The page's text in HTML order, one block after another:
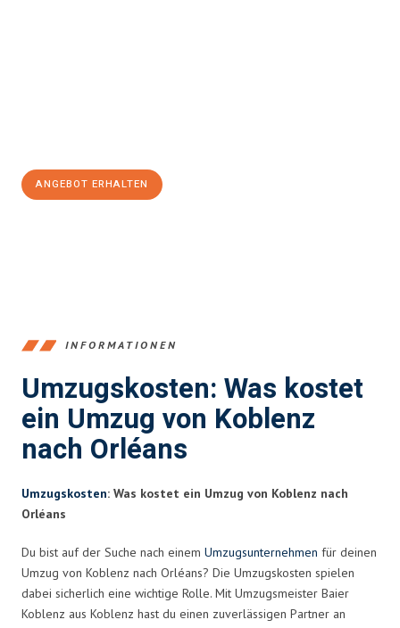
ANGEBOT ERHALTEN
INFORMATIONEN
Umzugskosten: Was kostet
ein Umzug von Koblenz
nach Orléans
Umzugskosten: Was kostet ein Umzug von Koblenz nach
Orléans
Du bist auf der Suche nach einem Umzugsunternehmen für deinen
Umzug von Koblenz nach Orléans? Die Umzugskosten spielen
dabei sicherlich eine wichtige Rolle. Mit Umzugsmeister Baier
Koblenz aus Koblenz hast du einen zuverlässigen Partner an